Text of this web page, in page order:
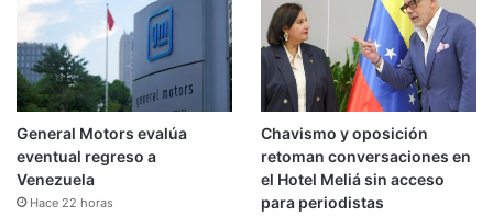
General Motors evalúa
eventual regreso a
Venezuela
Hace 22 horas
Chavismo y oposición
retoman conversaciones en
el Hotel Meliá sin acceso
para periodistas